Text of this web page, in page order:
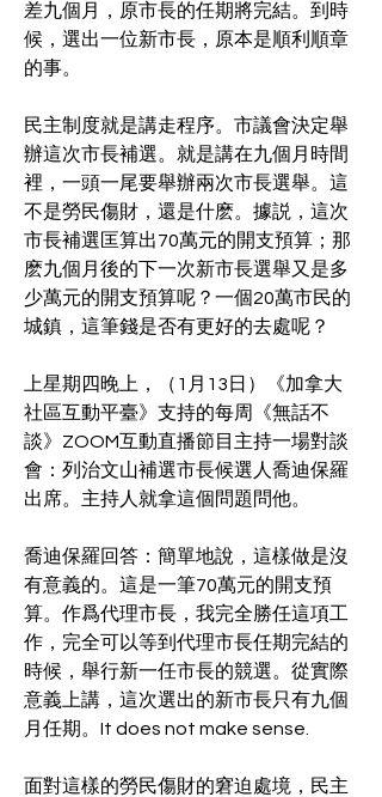
差九個月，原市長的任期將完結。到時
候，選出一位新市長，原本是順利順章
的事。
民主制度就是講走程序。市議會決定舉
辦這次市長補選。就是講在九個月時間
裡，一頭一尾要舉辦兩次市長選舉。這
不是勞民傷財，還是什麽。據説，這次
市長補選匡算出70萬元的開支預算；那
麽九個月後的下一次新市長選舉又是多
少萬元的開支預算呢？一個20萬市民的
城鎮，這筆錢是否有更好的去處呢？
上星期四晚上，（1月13日）《加拿大
社區互動平臺》支持的每周《無話不
談》ZOOM互動直播節目主持一場對談
會：列治文山補選市長候選人喬迪保羅
出席。主持人就拿這個問題問他。
喬迪保羅回答：簡單地說，這樣做是沒
有意義的。這是一筆70萬元的開支預
算。作爲代理市長，我完全勝任這項工
作，完全可以等到代理市長任期完結的
時候，舉行新一任市長的競選。從實際
意義上講，這次選出的新市長只有九個
月任期。It does not make sense.
面對這樣的勞民傷財的窘迫處境，民主